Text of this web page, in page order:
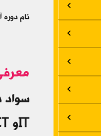
نام دوره
سواد
ITو ICT به‌درستی اجرا می گردد. که به عنوان سواد کامپیوتری در حوزه عمومی تلقی می‌شود.